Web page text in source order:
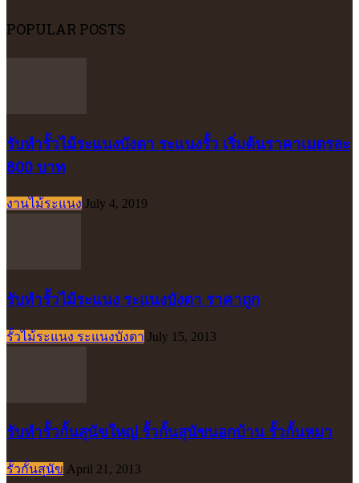
POPULAR POSTS
รับทำรั้วไม้ระแนงบังตา ระแนงรั้ว เริ่มต้นราคาเมตรละ
800 บาท
งานไม้ระแนง July 4, 2019
รับทำรั้วไม้ระแนง ระแนงบังตา ราคาถูก
รั้วไม้ระแนง ระแนงบังตา July 15, 2013
รับทำรั้วกั้นสุนัขใหญ่ รั้วกั้นสุนัขนอกบ้าน รั้วกั้นหมา
รั้วกั้นสุนัข April 21, 2013